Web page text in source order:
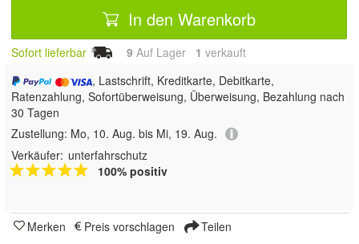
In den Warenkorb
Sofort lieferbar 9 Auf Lager 1 verkauft
, Lastschrift, Kreditkarte, Debitkarte,
Ratenzahlung, Sofortüberweisung, Überweisung, Bezahlung nach
30 Tagen
Zustellung: Mo, 10. Aug. bis Mi, 19. Aug.
Verkäufer: unterfahrschutz
100% positiv
Merken Preis vorschlagen Teilen